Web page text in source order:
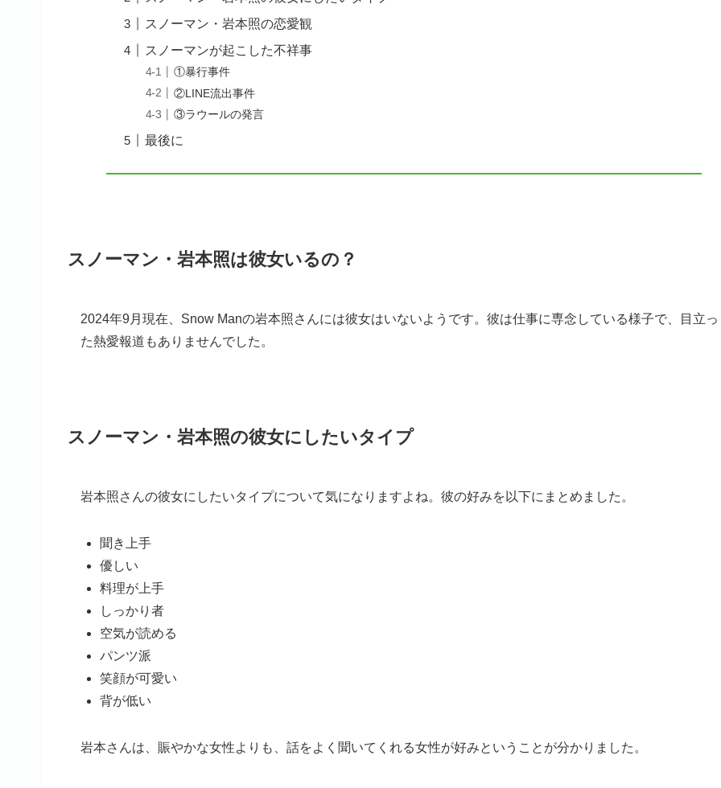
スノーマン・岩本照の恋愛観
スノーマンが起こした不祥事
①暴行事件
②LINE流出事件
③ラウールの発言
最後に
スノーマン・岩本照は彼女いるの？
2024年9月現在、Snow Manの岩本照さんには彼女はいないようです。彼は仕事に専念している様子で、目立っ
た熱愛報道もありませんでした。
スノーマン・岩本照の彼女にしたいタイプ
岩本照さんの彼女にしたいタイプについて気になりますよね。彼の好みを以下にまとめました。
聞き上手
優しい
料理が上手
しっかり者
空気が読める
パンツ派
笑顔が可愛い
背が低い
岩本さんは、賑やかな女性よりも、話をよく聞いてくれる女性が好みということが分かりました。